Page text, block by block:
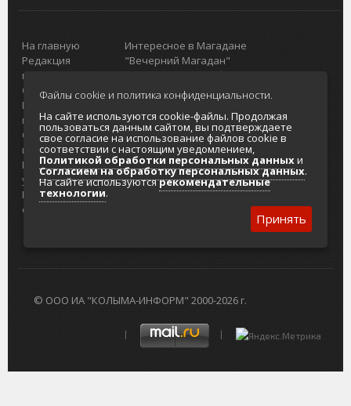
На главную
Редакция
портала
О проекте
Реклама на
портале
Отзывы и
предложения
Интернет-
услуги
Разработка
сайтов
Интересное в Магадане
"Вечерний Магадан"
Городская доска объявлений
Реклама
Главный туристический портал
Колымы
Политика в отношении обработки
персональных данных
Согласие на обработку персональных
данных
© ООО ИА "КОЛЫМА-ИНФОРМ" 2000-2026 г.
Файлы cookie и политика конфиденциальности.
На сайте используются cookie-файлы. Продолжая
пользоваться данным сайтом, вы подтверждаете
свое согласие на использование файлов cookie в
соответствии с настоящим уведомлением,
Политикой обработки персональных данныхи
Согласием на обработку персональных данных.
На сайте используютсярекомендательные
технологии.
Принять